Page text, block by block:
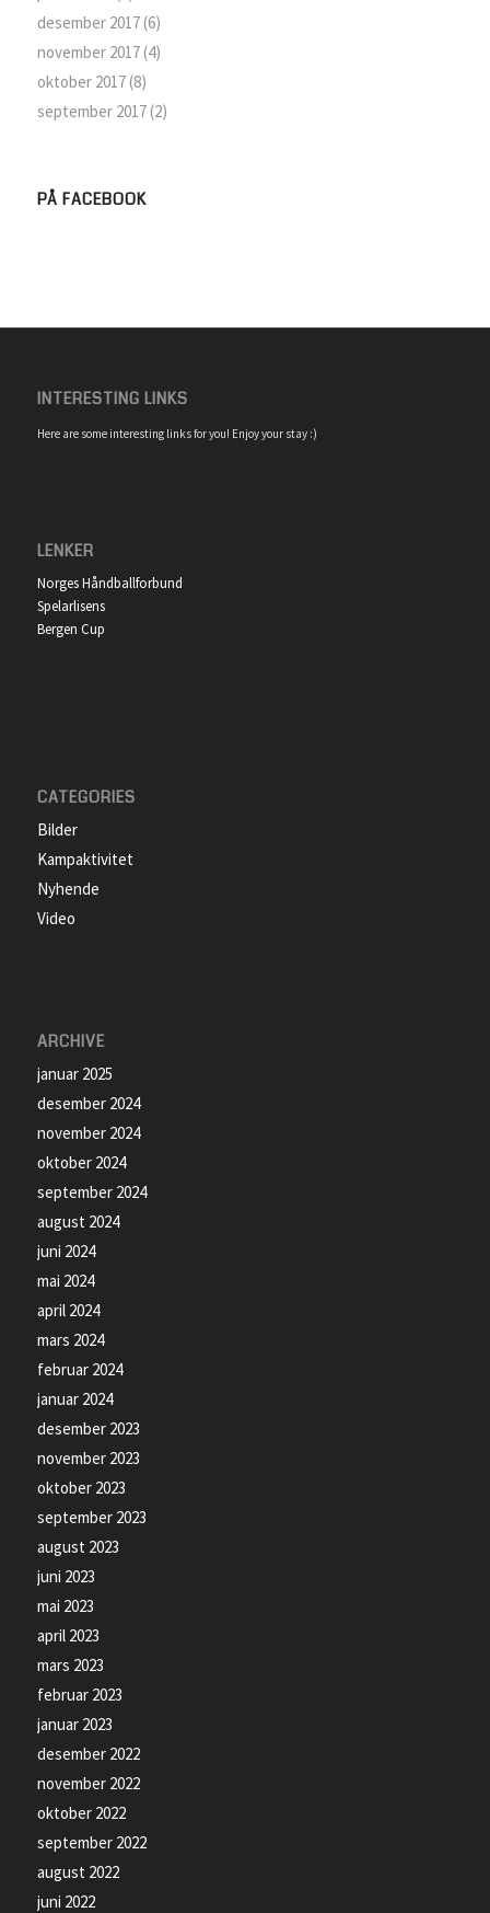
desember 2017(6)
november 2017(4)
oktober 2017(8)
september 2017(2)
PÅ FACEBOOK
INTERESTING LINKS
Here are some interesting links for you! Enjoy your stay :)
LENKER
Norges Håndballforbund
Spelarlisens
Bergen Cup
CATEGORIES
Bilder
Kampaktivitet
Nyhende
Video
ARCHIVE
januar 2025
desember 2024
november 2024
oktober 2024
september 2024
august 2024
juni 2024
mai 2024
april 2024
mars 2024
februar 2024
januar 2024
desember 2023
november 2023
oktober 2023
september 2023
august 2023
juni 2023
mai 2023
april 2023
mars 2023
februar 2023
januar 2023
desember 2022
november 2022
oktober 2022
september 2022
august 2022
juni 2022